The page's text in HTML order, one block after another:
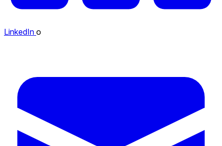
LinkedIn o